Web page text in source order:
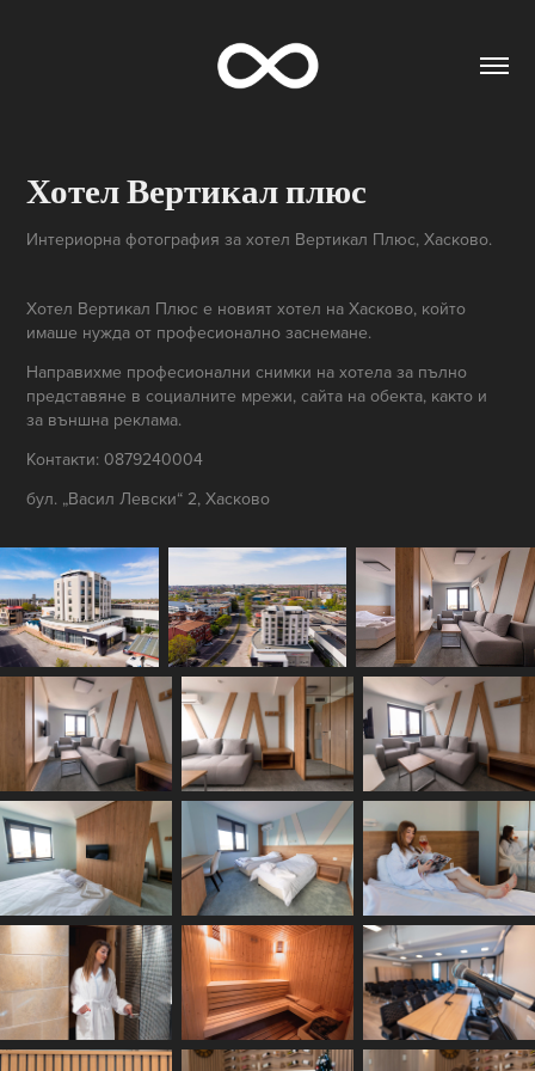
Хотел Вертикал плюс
Интериорна фотография за хотел Вертикал Плюс, Хасково.
Хотел Вертикал Плюс е новият хотел на Хасково, който
имаше нужда от професионално заснемане.
Направихме професионални снимки на хотела за пълно
представяне в социалните мрежи, сайта на обекта, както и
за външна реклама.
Контакти: 0879240004
бул. „Васил Левски“ 2, Хасково